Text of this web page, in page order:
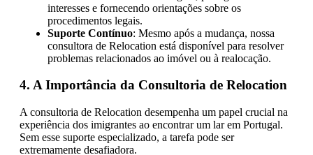
interesses e fornecendo orientações sobre os
procedimentos legais.
Suporte Contínuo: Mesmo após a mudança, nossa
consultora de Relocation está disponível para resolver
problemas relacionados ao imóvel ou à realocação.
4. A Importância da Consultoria de Relocation
A consultoria de Relocation desempenha um papel crucial na
experiência dos imigrantes ao encontrar um lar em Portugal.
Sem esse suporte especializado, a tarefa pode ser
extremamente desafiadora.